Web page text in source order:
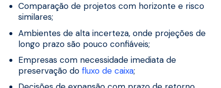
Comparação de projetos com horizonte e risco
similares;
Ambientes de alta incerteza, onde projeções de
longo prazo são pouco confiáveis;
Empresas com necessidade imediata de
preservação dofluxo de caixa;